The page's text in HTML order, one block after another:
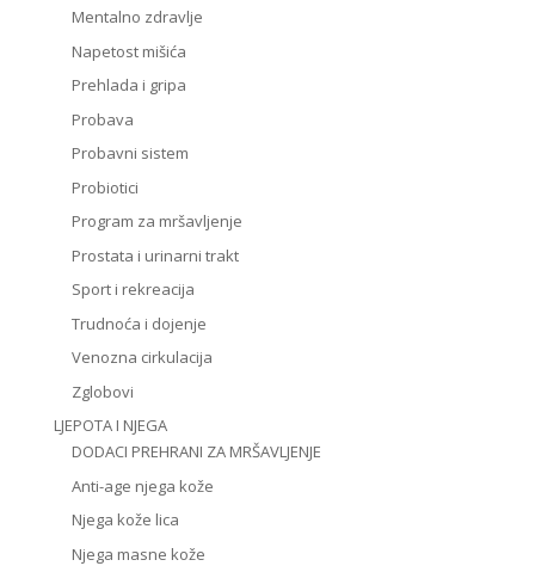
Mentalno zdravlje
Napetost mišića
Prehlada i gripa
Probava
Probavni sistem
Probiotici
Program za mršavljenje
Prostata i urinarni trakt
Sport i rekreacija
Trudnoća i dojenje
Venozna cirkulacija
Zglobovi
LJEPOTA I NJEGA
DODACI PREHRANI ZA MRŠAVLJENJE
Anti-age njega kože
Njega kože lica
Njega masne kože